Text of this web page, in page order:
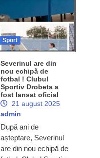
Sport
Severinul are din
nou echipă de
fotbal ! Clubul
Sportiv Drobeta a
fost lansat oficial
21 august 2025
admin
După ani de
așteptare, Severinul
are din nou echipă de